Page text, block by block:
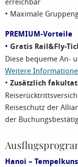
• Maximale
PREMIUM-Vorteile
• Gratis Rail&Fly-
Diese bequeme An-
Weitere
• Zusätzlich
Reiseschutz der
der
Hanoi –